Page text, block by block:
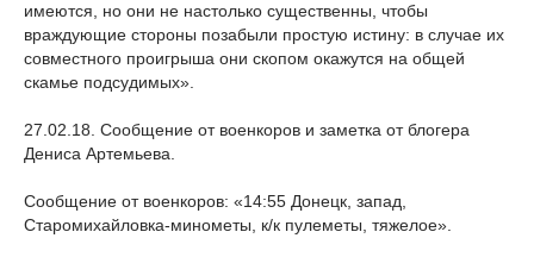
имеются, но они не настолько существенны, чтобы
враждующие стороны позабыли простую истину: в случае их
совместного проигрыша они скопом окажутся на общей
скамье подсудимых».
27.02.18. Сообщение от военкоров и заметка от блогера
Дениса Артемьева.
Сообщение от военкоров: «14:55 Донецк, запад,
Старомихайловка-минометы, к/к пулеметы, тяжелое».